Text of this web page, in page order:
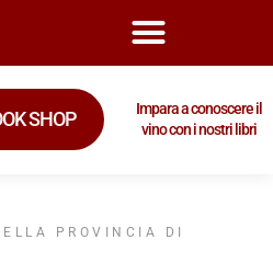
SHOP
Impara a conoscere il
vino con i nostri libri
PROVINCIA DI